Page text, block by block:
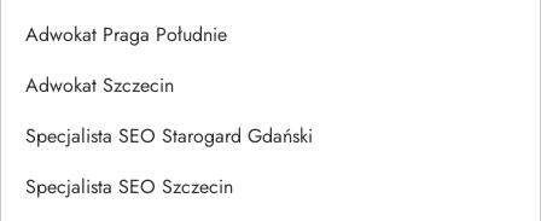
Adwokat Praga Południe
Adwokat Szczecin
Specjalista SEO Starogard Gdański
Specjalista SEO Szczecin